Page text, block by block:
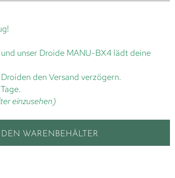
und unser Droide MANU-BX4 lädt deine
den Versand verzögern.
einzusehen)
DEN WARENBEHÄLTER